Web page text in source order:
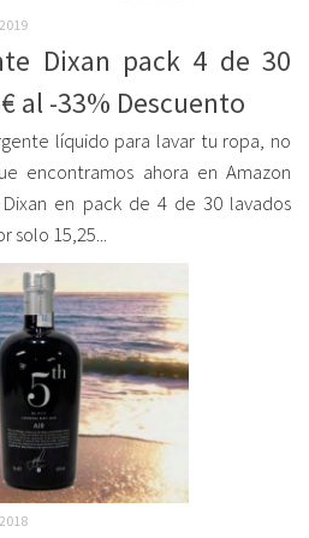
Dixan pack 4 de 30
al -33% Descuento
líquido para lavar tu ropa, no
encontramos ahora en Amazon
en pack de 4 de 30 lavados
solo 15,25...